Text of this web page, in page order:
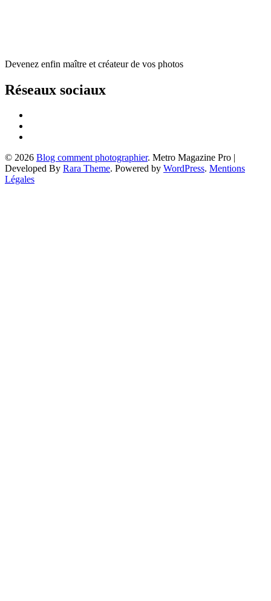
Devenez enfin maître et créateur de vos photos
Réseaux sociaux
© 2026 Blog comment photographier. Metro Magazine Pro |
Developed By Rara Theme. Powered by WordPress. Mentions
Légales